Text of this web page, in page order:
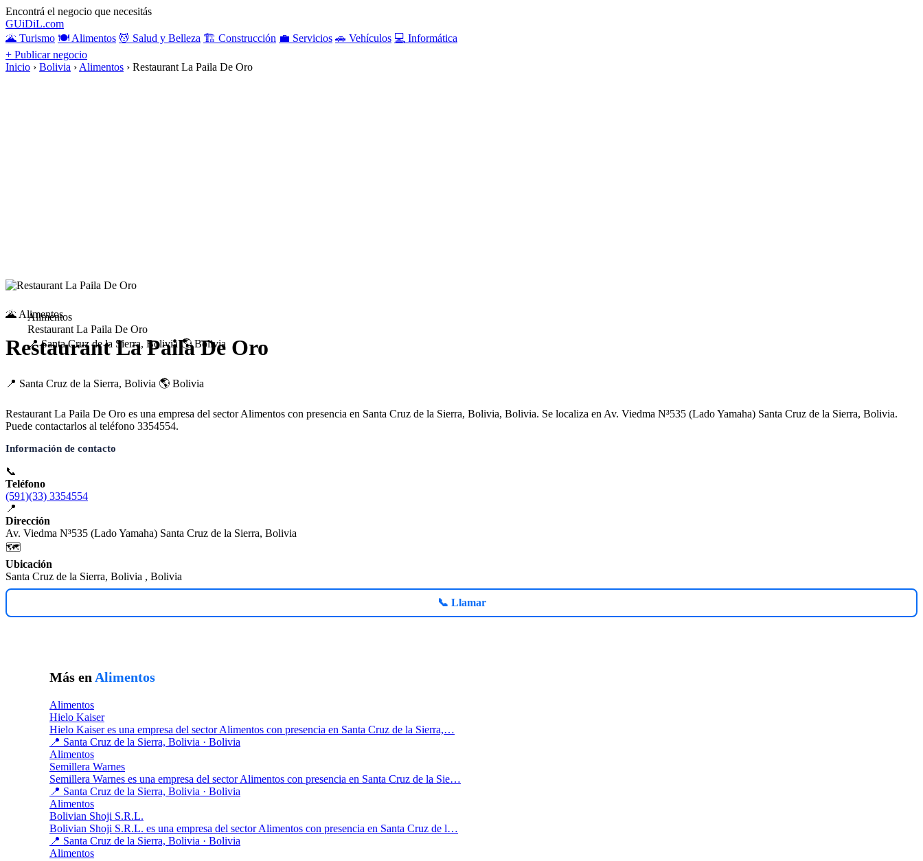
Encontrá el negocio que necesitás
GUiDiL.com
🌋 Turismo 🍽️ Alimentos 💆 Salud y Belleza 🏗️ Construcción 💼 Servicios 🚗 Vehículos 💻 Informática
+ Publicar negocio
Inicio › Bolivia › Alimentos › Restaurant La Paila De Oro
Alimentos
Restaurant La Paila De Oro
📍 Santa Cruz de la Sierra, Bolivia 🌎 Bolivia
🌋 Alimentos
Restaurant La Paila De Oro
📍 Santa Cruz de la Sierra, Bolivia 🌎 Bolivia
Restaurant La Paila De Oro es una empresa del sector Alimentos con presencia en Santa Cruz de la Sierra, Bolivia, Bolivia. Se localiza en Av. Viedma N³535 (Lado Yamaha) Santa Cruz de la Sierra, Bolivia.
Puede contactarlos al teléfono 3354554.
Información de contacto
📞
Teléfono
(591)(33) 3354554
📍
Dirección
Av. Viedma N³535 (Lado Yamaha) Santa Cruz de la Sierra, Bolivia
🗺️
Ubicación
Santa Cruz de la Sierra, Bolivia , Bolivia
📞 Llamar
Más enAlimentos
Alimentos
Hielo Kaiser
Hielo Kaiser es una empresa del sector Alimentos con presencia en Santa Cruz de la Sierra,…
📍 Santa Cruz de la Sierra, Bolivia · Bolivia
Alimentos
Semillera Warnes
Semillera Warnes es una empresa del sector Alimentos con presencia en Santa Cruz de la Sie…
📍 Santa Cruz de la Sierra, Bolivia · Bolivia
Alimentos
Bolivian Shoji S.R.L.
Bolivian Shoji S.R.L. es una empresa del sector Alimentos con presencia en Santa Cruz de l…
📍 Santa Cruz de la Sierra, Bolivia · Bolivia
Alimentos